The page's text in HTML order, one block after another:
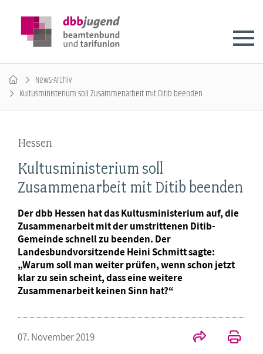
News-Archiv
Kultusministerium soll Zusammenarbeit mit Ditib beenden
Hessen
Kultusministerium soll
Zusammenarbeit mit Ditib beenden
Der dbb Hessen hat das Kultusministerium auf, die
Zusammenarbeit mit der umstrittenen Ditib-
Gemeinde schnell zu beenden. Der
Landesbundvorsitzende Heini Schmitt sagte:
„Warum soll man weiter prüfen, wenn schon jetzt
klar zu sein scheint, dass eine weitere
Zusammenarbeit keinen Sinn hat?“
07. November 2019